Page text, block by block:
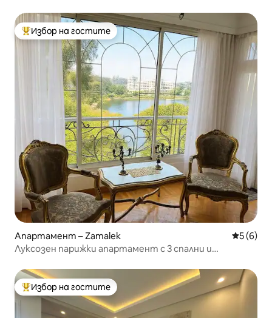
Най-популярен избор на гостите
Избор на гостите
Апартамент – Zamalek Средна
5 (6)
Луксозен парижки апартамент с 3 спални и
Най-популярен избор на гостите
Избор на гостите